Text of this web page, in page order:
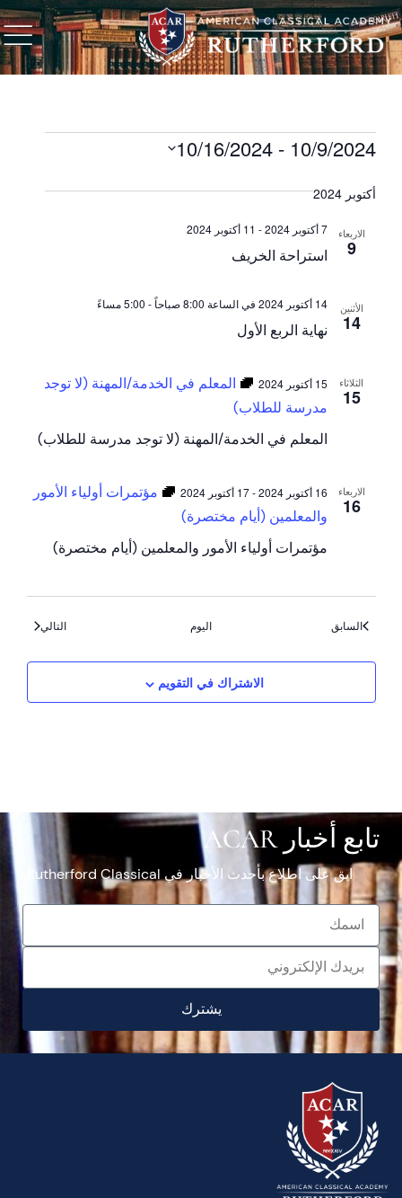
10/9/2024
-
10/16/2024
التاريخ.
أكتوبر 2024
الاربعاء
9 استراحة الخريف
7 أكتوبر 2024 - 11 أكتوبر 2024
الأثنين
14 نهاية الربع الأول
14 أكتوبر 2024 في الساعة 8:00 صباحاً - 5:00 مساءً
الثلاثاء
15
المعلم في الخدمة/المهنة (لا توجد مدرسة للطلاب)
15 أكتوبر 2024
المعلم في الخدمة/المهنة (لا توجد
مدرسة للطلاب)
الاربعاء
16
مؤتمرات أولياء الأمور والمعلمين (أيام مختصرة)
16 أكتوبر 2024 -17 أكتوبر 2024
مؤتمرات أولياء الأمور
والمعلمين (أيام مختصرة)
السابق اليوم التاليالأحداث
الاشتراك في التقويم
تابع أخبار ACAR
ابق على اطلاع بأحدث الأخبار في Rutherford Classical.
يشترك